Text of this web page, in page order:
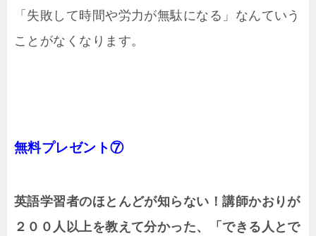
「失敗して時間や労力が無駄になる」なんていう
ことがなくなります。
無料プレゼント⑦
英語学習者のほとんどが知らない！講師かおりが
２００人以上を教えて分かった、「できる人とで